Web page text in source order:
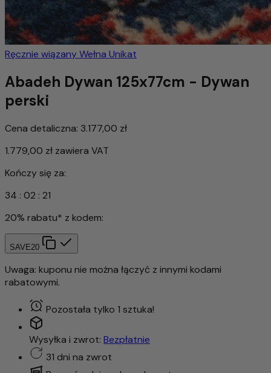
Ręcznie wiązanyWełna Unikat
Abadeh Dywan 125x77cm - Dywan
perski
Cena detaliczna: 3.177,00 zł
1.779,00 zł zawiera VAT
Kończy się za:
34 : 02 : 18
20% rabatu* z kodem:
SAVE20
Uwaga: kuponu nie można łączyć z innymi kodami
rabatowymi.
Pozostała tylko 1 sztuka!
Wysyłka i zwrot: Bezpłatnie
31 dni na zwrot